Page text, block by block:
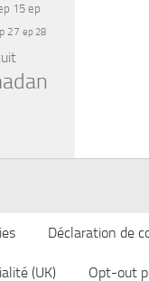
15ep
27 ep 28
Déclaration de
(UK) Opt-out